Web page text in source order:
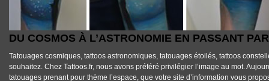
DU COSMOS À L’ASTRONOMIE EN PASSANT
Tatouages cosmiques, tattoos astronomiques, tatouages étoilés, tattoos
souhaitez. Chez Tattoos.fr, nous avons préféré privilégier l’image au mot.
tatouages prenant pour thème l’espace, que votre site d’information vous